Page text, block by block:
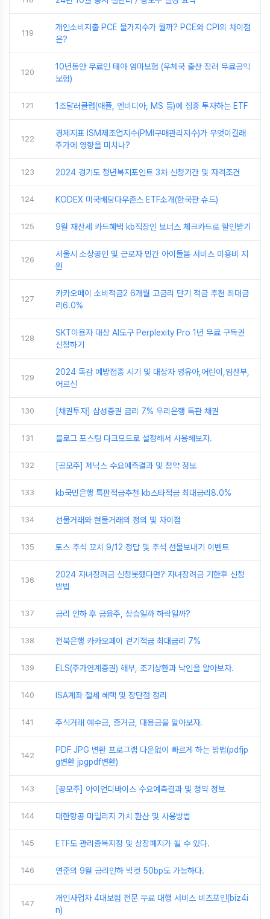
119
개인소비지출 PCE 물가지수가 뭘까? PCE와 CPI의 차이점
은?
120
10년동안 무료인 태아 엄마보험 (우체국 출산 장려 무료공익
보험)
121 1조달러클럽(애플, 엔비디아, MS 등)에 집중 투자하는 ETF
122
경제지표 ISM제조업지수(PMI구매관리지수)가 무엇이길래
주가에 영향을 미치나?
123 2024 경기도 청년복지포인트 3차 신청기간 및 자격조건
124 KODEX 미국배당다우존스 ETF소개(한국판 슈드)
125 9월 재산세 카드혜택 kb직장인 보너스 체크카드로 할인받기
126
서울시 소상공인 및 근로자 민간 아이돌봄 서비스 이용비 지
원
127
카카오페이 소비적금2 6개월 고금리 단기 적금 추천 최대금
리6.0%
128
SKT이용자 대상 AI도구 Perplexity Pro 1년 무료 구독권
신청하기
129
2024 독감 예방접종 시기 및 대상자 영유아,어린이,임산부,
어르신
130 [채권투자] 삼성증권 금리 7% 우리은행 특판 채권
131 블로그 포스팅 다크모드로 설정해서 사용해보자.
132 [공모주] 제닉스 수요예측결과 및 청약 정보
133 kb국민은행 특판적금추천 kb스타적금 최대금리8.0%
134 선물거래와 현물거래의 정의 및 차이점
135 토스 추석 꼬치 9/12 정답 및 추석 선물보내기 이벤트
136
2024 자녀장려금 신청못했다면? 자녀장려금 기한후 신청
방법
137 금리 인하 후 금융주, 상승일까 하락일까?
138 전북은행 카카오페이 걷기적금 최대금리 7%
139 ELS(주가연계증권) 해부, 조기상환과 낙인을 알아보자.
140 ISA계좌 절세 혜택 및 장단점 정리
141 주식거래 예수금, 증거금, 대용금을 알아보자.
142
PDF JPG 변환 프로그램 다운없이 빠르게 하는 방법(pdfjp
g변환 jpgpdf변환)
143 [공모주] 아이언디바이스 수요예측결과 및 청약 정보
144 대한항공 마일리지 가치 환산 및 사용방법
145 ETF도 관리종목지정 및 상장폐지가 될 수 있다.
146 연준의 9월 금리인하 빅컷 50bp도 가능하다.
147
개인사업자 4대보험 전문 무료 대행 서비스 비즈포인(biz4i
n)